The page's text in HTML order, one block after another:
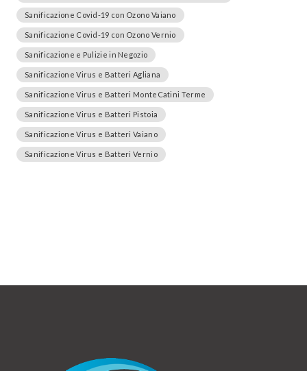
Sanificazione Covid-19 con Ozono Vaiano
Sanificazione Covid-19 con Ozono Vernio
Sanificazione e Pulizie in Negozio
Sanificazione Virus e Batteri Agliana
Sanificazione Virus e Batteri MonteCatini Terme
Sanificazione Virus e Batteri Pistoia
Sanificazione Virus e Batteri Vaiano
Sanificazione Virus e Batteri Vernio